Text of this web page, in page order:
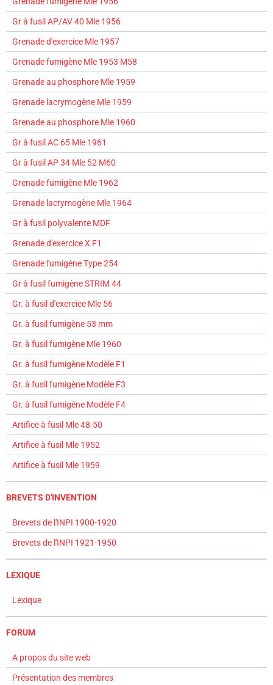
Gr à fusil AP/AV 40 Mle 1956
Grenade d'exercice Mle 1957
Grenade fumigène Mle 1953 M58
Grenade au phosphore Mle 1959
Grenade lacrymogène Mle 1959
Grenade au phosphore Mle 1960
Gr à fusil AC 65 Mle 1961
Gr à fusil AP 34 Mle 52 M60
Grenade fumigène Mle 1962
Grenade lacrymogène Mle 1964
Gr à fusil polyvalente MDF
Grenade d'exercice X F1
Grenade fumigène Type 254
Gr à fusil fumigène STRIM 44
Gr. à fusil d'exercice Mle 56
Gr. à fusil fumigène 53 mm
Gr. à fusil fumigène Mle 1960
Gr. à fusil fumigène Modèle F1
Gr. à fusil fumigène Modèle F3
Gr. à fusil fumigène Modèle F4
Artifice à fusil Mle 48-50
Artifice à fusil Mle 1952
Artifice à fusil Mle 1959
BREVETS D'INVENTION
Brevets de l'INPI 1900-1920
Brevets de l'INPI 1921-1950
LEXIQUE
Lexique
FORUM
A propos du site web
Présentation des membres